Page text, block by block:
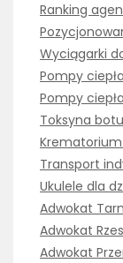
Ranking
Wyciągarki
Pompy
Pompy
Toksyna
Transport
Ukulele dla
Adwokat
Adwokat
Adwokat